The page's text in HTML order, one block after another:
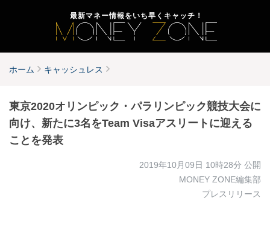
最新マネー情報をいち早くキャッチ！
ホーム キャッシュレス
東京2020オリンピック・パラリンピック競技大会に
向け、新たに3名をTeam Visaアスリートに迎える
ことを発表
2019年10月09日 10時28分 公開
MONEY ZONE編集部
プレスリリース